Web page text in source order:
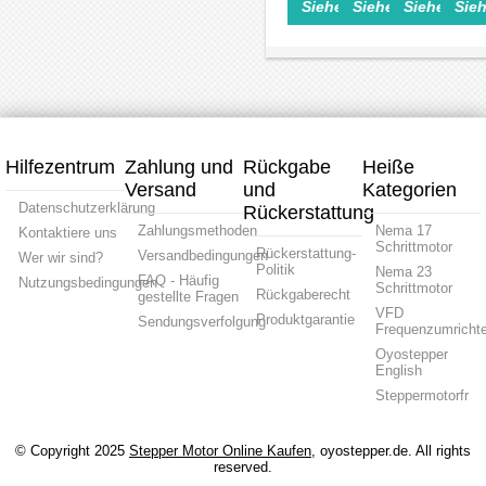
Motoren Servomotor
24–
50V
AC-
Siehe Einzelheiten>
Kit,
60V,
1,27
mit
Encoder,
60 ×
mm
SieheServomotor,
52W,
12,5
52000
42
mm
Siehe
50VDC
Hilfezentrum
Datenschutzerklärung
Kontaktiere uns
Wer wir sind?
Nutzungsbedingungen
Zahlung und
Versand
Zahlungsmethoden
Versandbedingungen
FAQ - Häufig
gestellte Fragen
Sendungsverfolgung
Rückgabe
und
Rückerstattung
Rückerstattung-
Politik
Rückgaberecht
Produktgarantie
Heiße
Kategorien
Nema 17
Schrittmotor
Nema 23
Schrittmotor
VFD
Oyostepper
English
Steppermotorfr
© Copyright 2025 Stepper Motor Online Kaufen , oyostepper.de. All rights
reserved.